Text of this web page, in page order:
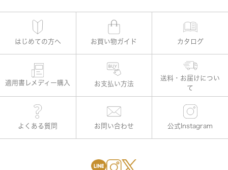
はじめての方へ お買い物ガイド カタログ
適用書レメディー購入 お支払い方法
よくある質問 お問い合わせ 公式Instagram